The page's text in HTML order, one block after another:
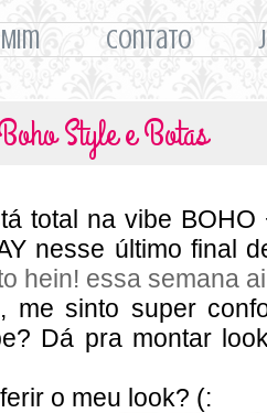
Contato
Style e Botas
total na vibe BOHO
nesse último final
hein! essa semana
me sinto super
Dá pra montar
o meu look? (: